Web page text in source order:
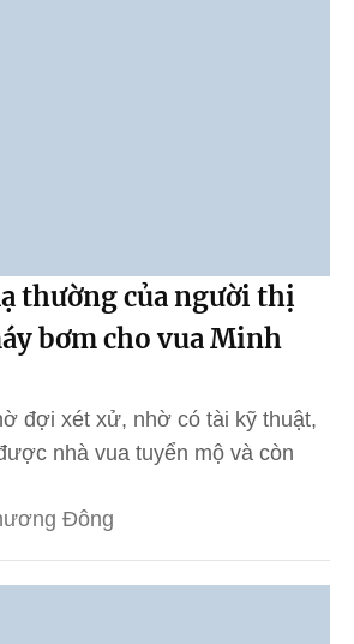
thường của người thị
bơm cho vua Minh
đợi xét xử, nhờ có tài kỹ thuật,
nhà vua tuyển mộ và còn
Đông